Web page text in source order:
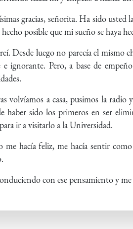
gracias, señorita. Ha sido
posible que mi sueño se haya
Desde luego no parecía el mismo
e ignorante. Pero, a base de
volvíamos a casa, pusimos la
haber sido los primeros en ser
ir a visitarlo a la Universidad.
me hacía feliz, me hacía sentir
con ese pensamiento y